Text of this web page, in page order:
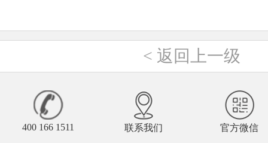
< 返回上一级
400 166 1511 联系我们 官方微信